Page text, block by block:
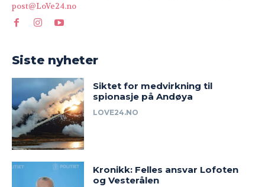
post@LoVe24.no
Siste nyheter
Siktet for medvirkning til
spionasje på Andøya
LOVE24.NO
Kronikk: Felles ansvar Lofoten
og Vesterålen